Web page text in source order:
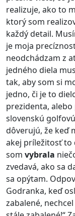
realizuje, ako to
ktorý som
každý detail.
je moja
neodchádzam z
jedného diela
tak, aby som si
jedno, či je to
prezidenta,
slovenskú
dôverujú, že keď
akej príležitosť to
som vybrala
zvedavá, ako sa
sa opýtam.
Godranka, keď
zabalené,